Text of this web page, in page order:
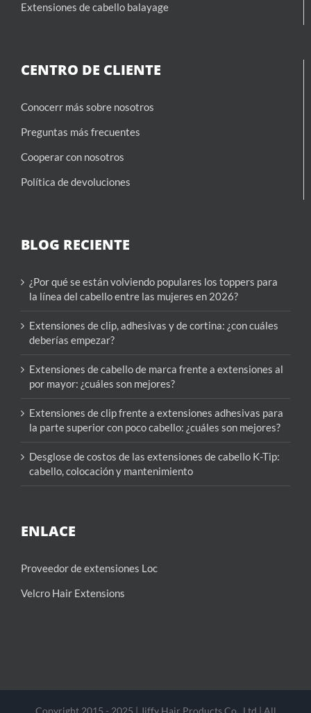
Extensiones de cabello balayage
CENTRO DE CLIENTE
Conocerr más sobre nosotros
Preguntas más frecuentes
Cooperar con nosotros
Política de devoluciones
BLOG RECIENTE
¿Por qué se están volviendo populares los toppers para
la línea del cabello entre las mujeres en 2026?
Extensiones de clip, adhesivas y de cortina: ¿con cuáles
deberías empezar?
Extensiones de cabello de marca frente a extensiones al
por mayor: ¿cuáles son mejores?
Extensiones de clip frente a extensiones adhesivas para
la parte superior con poco cabello: ¿cuáles son mejores?
Desglose de costos de las extensiones de cabello K-Tip:
cabello, colocación y mantenimiento
ENLACE
Proveedor de extensiones Loc
Velcro Hair Extensions
Copyright 2015 - 2025 | Jiffy Hair Products Co., Ltd | All